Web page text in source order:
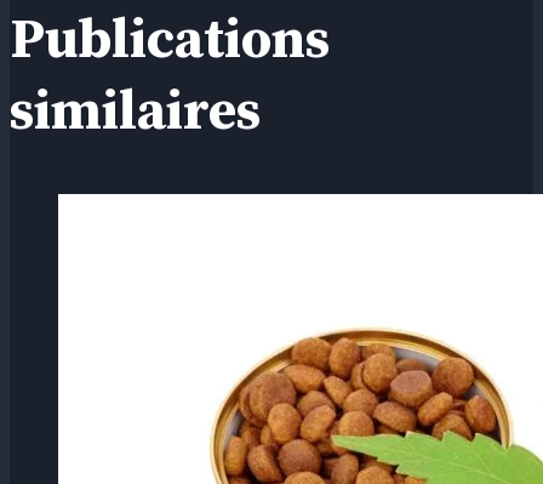
Publications
similaires